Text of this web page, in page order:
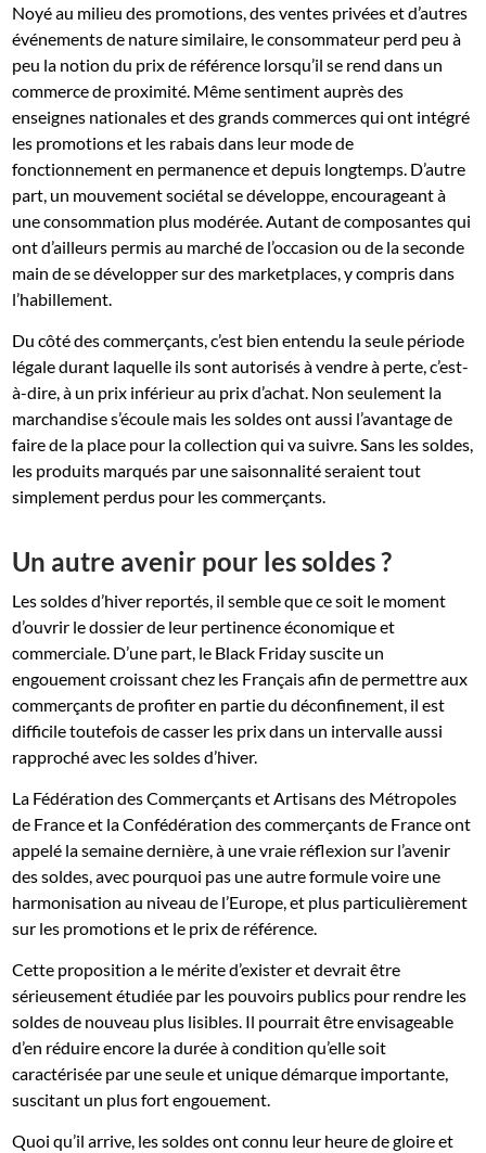
Noyé au milieu des promotions, des ventes privées et d’autres
événements de nature similaire, le consommateur perd peu à
peu la notion du prix de référence lorsqu’il se rend dans un
commerce de proximité. Même sentiment auprès des
enseignes nationales et des grands commerces qui ont intégré
les promotions et les rabais dans leur mode de
fonctionnement en permanence et depuis longtemps. D’autre
part, un mouvement sociétal se développe, encourageant à
une consommation plus modérée. Autant de composantes qui
ont d’ailleurs permis au marché de l’occasion ou de la seconde
main de se développer sur des marketplaces, y compris dans
l’habillement.
Du côté des commerçants, c’est bien entendu la seule période
légale durant laquelle ils sont autorisés à vendre à perte, c’est-
à-dire, à un prix inférieur au prix d’achat. Non seulement la
marchandise s’écoule mais les soldes ont aussi l’avantage de
faire de la place pour la collection qui va suivre. Sans les soldes,
les produits marqués par une saisonnalité seraient tout
simplement perdus pour les commerçants.
Un autre avenir pour les soldes ?
Les soldes d’hiver reportés, il semble que ce soit le moment
d’ouvrir le dossier de leur pertinence économique et
commerciale. D’une part, le Black Friday suscite un
engouement croissant chez les Français afin de permettre aux
commerçants de profiter en partie du déconfinement, il est
difficile toutefois de casser les prix dans un intervalle aussi
rapproché avec les soldes d’hiver.
La Fédération des Commerçants et Artisans des Métropoles
de France et la Confédération des commerçants de France ont
appelé la semaine dernière, à une vraie réflexion sur l’avenir
des soldes, avec pourquoi pas une autre formule voire une
harmonisation au niveau de l’Europe, et plus particulièrement
sur les promotions et le prix de référence.
Cette proposition a le mérite d’exister et devrait être
sérieusement étudiée par les pouvoirs publics pour rendre les
soldes de nouveau plus lisibles. Il pourrait être envisageable
d’en réduire encore la durée à condition qu’elle soit
caractérisée par une seule et unique démarque importante,
suscitant un plus fort engouement.
Quoi qu’il arrive, les soldes ont connu leur heure de gloire et